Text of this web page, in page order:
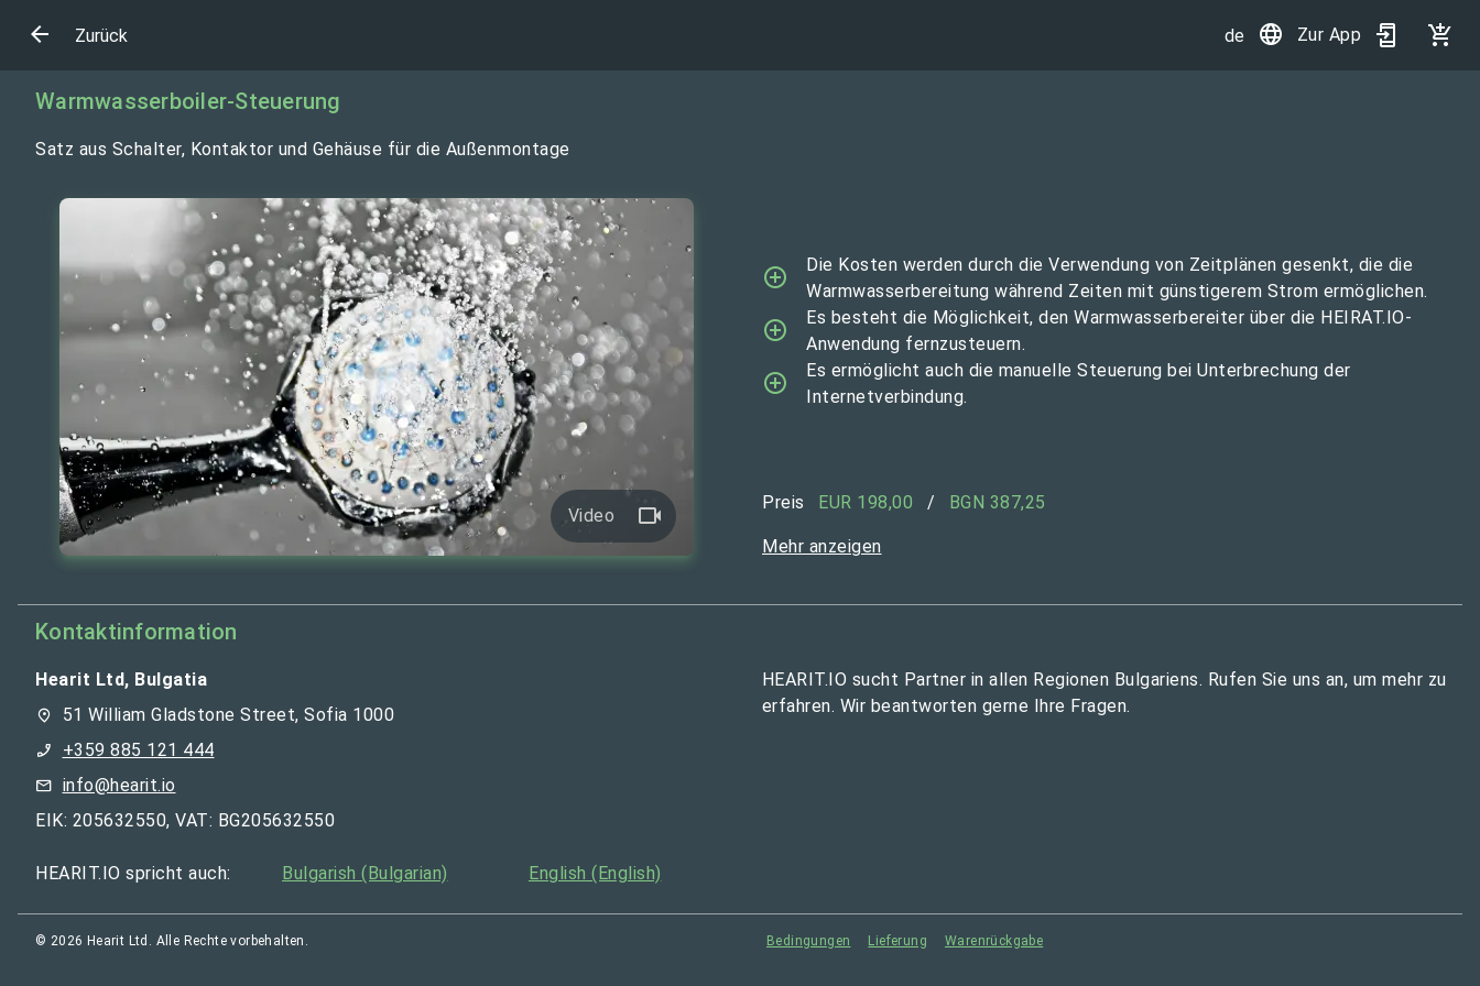
Zurück de Zur App
Warmwasserboiler-Steuerung
Satz aus Schalter, Kontaktor und Gehäuse für die Außenmontage
Video
Die Kosten werden durch die Verwendung von Zeitplänen gesenkt, die die
Warmwasserbereitung während Zeiten mit günstigerem Strom ermöglichen.
Es besteht die Möglichkeit, den Warmwasserbereiter über die HEIRAT.IO-
Anwendung fernzusteuern.
Es ermöglicht auch die manuelle Steuerung bei Unterbrechung der
Internetverbindung.
Preis EUR 198,00 / BGN 387,25
Mehr anzeigen
Kontaktinformation
Hearit Ltd, Bulgatia
51 William Gladstone Street, Sofia 1000
+359 885 121 444
info@hearit.io
EIK: 205632550, VAT: BG205632550
HEARIT.IO sucht Partner in allen Regionen Bulgariens. Rufen Sie uns an, um mehr zu
erfahren. Wir beantworten gerne Ihre Fragen.
HEARIT.IO spricht auch: Bulgarish (Bulgarian) English (English)
© 2026 Hearit Ltd. Alle Rechte vorbehalten. Bedingungen Lieferung Warenrückgabe